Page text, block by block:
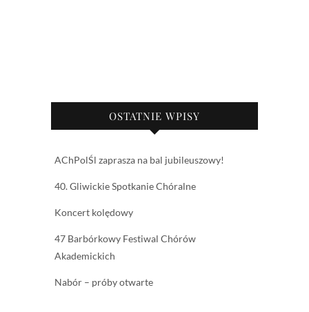
OSTATNIE WPISY
AChPolŚl zaprasza na bal jubileuszowy!
40. Gliwickie Spotkanie Chóralne
Koncert kolędowy
47 Barbórkowy Festiwal Chórów
Akademickich
Nabór – próby otwarte